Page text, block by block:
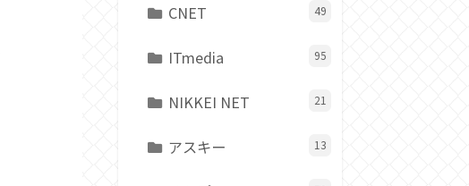
CNET 49
ITmedia 95
NIKKEI NET 21
アスキー 13